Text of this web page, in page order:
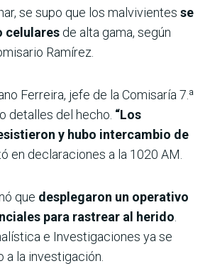
se supo que los malvivientes se
celulares de alta gama, según
Ramírez.
Ferreira, jefe de la Comisaría 7.ª
detalles del hecho. “Los
y hubo intercambio de
en declaraciones a la 1020 AM.
que desplegaron un operativo
para rastrear al herido.
e Investigaciones ya se
a la investigación.